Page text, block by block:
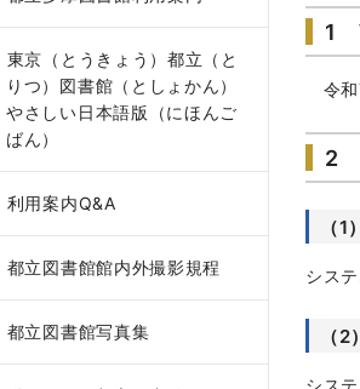
1
令和
2
（
シス
（
シス
東京（とうきょう）都立（と
りつ）図書館（としょかん）
やさしい日本語版（にほんご
ばん）
利用案内Q&A
都立図書館館内外撮影規程
都立図書館写真集